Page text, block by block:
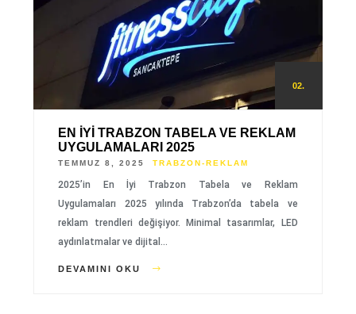
02.
EN İYI TRABZON TABELA VE REKLAM
UYGULAMALARI 2025
TEMMUZ 8, 2025 TRABZON-REKLAM
2025’in En İyi Trabzon Tabela ve Reklam
Uygulamaları 2025 yılında Trabzon’da tabela ve
reklam trendleri değişiyor. Minimal tasarımlar, LED
aydınlatmalar ve dijital…
DEVAMINI OKU